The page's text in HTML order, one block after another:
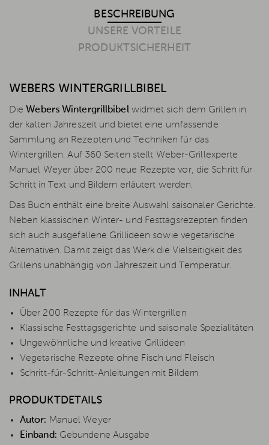
BESCHREIBUNG
UNSERE VORTEILE
PRODUKTSICHERHEIT
WEBERS WINTERGRILLBIBEL
Die Webers Wintergrillbibelwidmet sich dem Grillen in
der kalten Jahreszeit und bietet eine umfassende
Sammlung an Rezepten und Techniken für das
Wintergrillen. Auf 360 Seiten stellt Weber-Grillexperte
Manuel Weyer über 200 neue Rezepte vor, die Schritt für
Schritt in Text und Bildern erläutert werden.
Das Buch enthält eine breite Auswahl saisonaler Gerichte.
Neben klassischen Winter- und Festtagsrezepten finden
sich auch ausgefallene Grillideen sowie vegetarische
Alternativen. Damit zeigt das Werk die Vielseitigkeit des
Grillens unabhängig von Jahreszeit und Temperatur.
INHALT
Über 200 Rezepte für das Wintergrillen
Klassische Festtagsgerichte und saisonale Spezialitäten
Ungewöhnliche und kreative Grillideen
Vegetarische Rezepte ohne Fisch und Fleisch
Schritt-für-Schritt-Anleitungen mit Bildern
PRODUKTDETAILS
Autor: Manuel Weyer
Einband: Gebundene Ausgabe